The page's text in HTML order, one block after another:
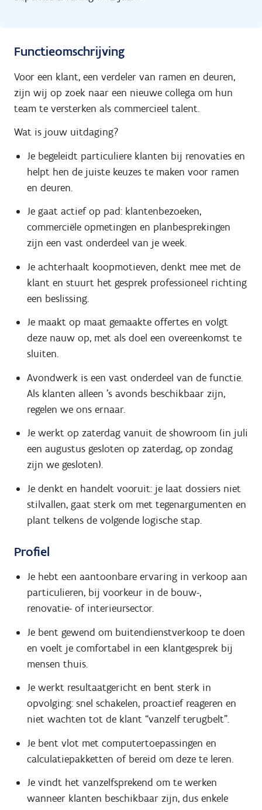
Functieomschrijving
Voor een klant, een verdeler van ramen en deuren,
zijn wij op zoek naar een nieuwe collega om hun
team te versterken als commercieel talent.
Wat is jouw uitdaging?
Je begeleidt particuliere klanten bij renovaties en
helpt hen de juiste keuzes te maken voor ramen
en deuren.
Je gaat actief op pad: klantenbezoeken,
commerciële opmetingen en planbesprekingen
zijn een vast onderdeel van je week.
Je achterhaalt koopmotieven, denkt mee met de
klant en stuurt het gesprek professioneel richting
een beslissing.
Je maakt op maat gemaakte offertes en volgt
deze nauw op, met als doel een overeenkomst te
sluiten.
Avondwerk is een vast onderdeel van de functie.
Als klanten alleen 's avonds beschikbaar zijn,
regelen we ons ernaar.
Je werkt op zaterdag vanuit de showroom (in juli
een augustus gesloten op zaterdag, op zondag
zijn we gesloten).
Je denkt en handelt vooruit: je laat dossiers niet
stilvallen, gaat sterk om met tegenargumenten en
plant telkens de volgende logische stap.
Profiel
Je hebt een aantoonbare ervaring in verkoop aan
particulieren, bij voorkeur in de bouw-,
renovatie- of interieursector.
Je bent gewend om buitendienstverkoop te doen
en voelt je comfortabel in een klantgesprek bij
mensen thuis.
Je werkt resultaatgericht en bent sterk in
opvolging: snel schakelen, proactief reageren en
niet wachten tot de klant “vanzelf terugbelt”.
Je bent vlot met computertoepassingen en
calculatiepakketten of bereid om deze te leren.
Je vindt het vanzelfsprekend om te werken
wanneer klanten beschikbaar zijn, dus enkele